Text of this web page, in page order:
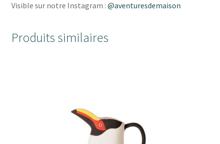
Visible sur notre Instagram : @aventuresdemaison
Produits similaires